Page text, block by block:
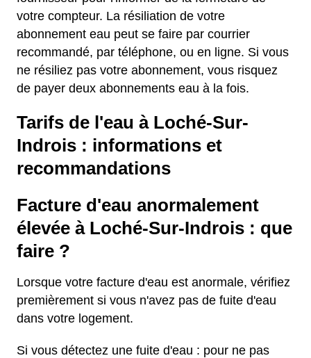
votre compteur. La résiliation de votre
abonnement eau peut se faire par courrier
recommandé, par téléphone, ou en ligne. Si vous
ne résiliez pas votre abonnement, vous risquez
de payer deux abonnements eau à la fois.
Tarifs de l'eau à Loché-Sur-
Indrois : informations et
recommandations
Facture d'eau anormalement
élevée à Loché-Sur-Indrois : que
faire ?
Lorsque votre facture d'eau est anormale, vérifiez
premièrement si vous n'avez pas de fuite d'eau
dans votre logement.
Si vous détectez une fuite d'eau : pour ne pas